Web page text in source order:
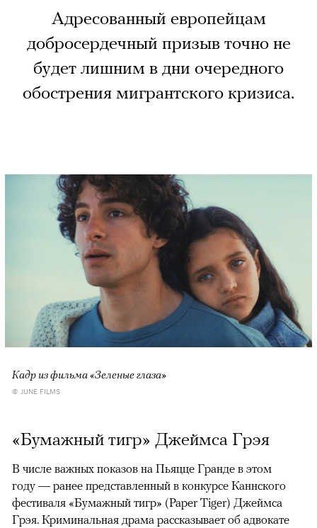
Адресованный европейцам
добросердечный призыв точно не
будет лишним в дни очередного
обострения мигрантского кризиса.
Кадр из фильма «Зеленые глаза»
© JUNE FILMS
«Бумажный тигр» Джеймса Грэя
В числе важных показов на Пьяцце Гранде в этом
году — ранее представленный в конкурсе Каннского
фестиваля «Бумажный тигр» (Paper Tiger) Джеймса
Грэя. Криминальная драма рассказывает об адвокате